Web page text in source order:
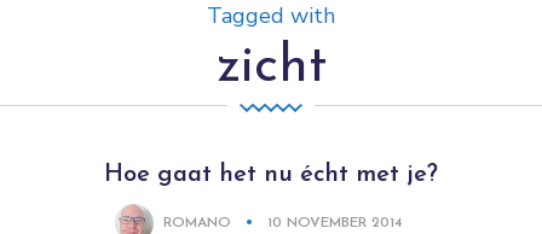
Tagged with
zicht
Hoe gaat het nu écht met je?
ROMANO 10 NOVEMBER 2014